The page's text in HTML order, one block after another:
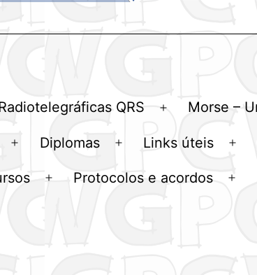
QRS
AbrirMorse –
AbrirDiplomas
AbrirLinks úteis
AbrirProtocolos e acordos